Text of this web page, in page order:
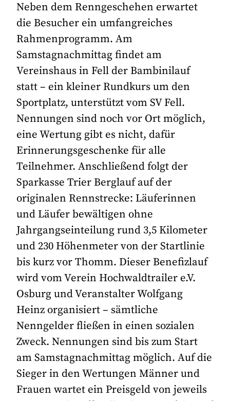
Neben dem Renngeschehen erwartet
die Besucher ein umfangreiches
Rahmenprogramm. Am
Samstagnachmittag findet am
Vereinshaus in Fell der Bambinilauf
statt – ein kleiner Rundkurs um den
Sportplatz, unterstützt vom SV Fell.
Nennungen sind noch vor Ort möglich,
eine Wertung gibt es nicht, dafür
Erinnerungsgeschenke für alle
Teilnehmer. Anschließend folgt der
Sparkasse Trier Berglauf auf der
originalen Rennstrecke: Läuferinnen
und Läufer bewältigen ohne
Jahrgangseinteilung rund 3,5 Kilometer
und 230 Höhenmeter von der Startlinie
bis kurz vor Thomm. Dieser Benefizlauf
wird vom Verein Hochwaldtrailer e.V.
Osburg und Veranstalter Wolfgang
Heinz organisiert – sämtliche
Nenngelder fließen in einen sozialen
Zweck. Nennungen sind bis zum Start
am Samstagnachmittag möglich. Auf die
Sieger in den Wertungen Männer und
Frauen wartet ein Preisgeld von jeweils